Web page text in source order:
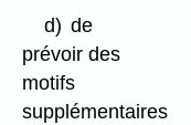
d) de
prévoir des
motifs
supplémentaires